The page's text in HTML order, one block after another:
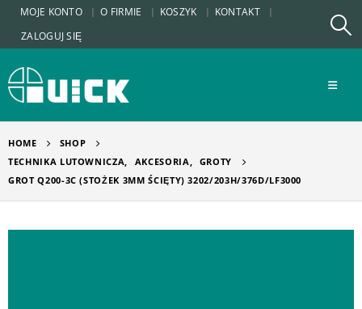
MOJE KONTO O FIRMIE KOSZYK
KONTAKT
ZALOGUJ SIĘ
HOME
SHOP
TECHNIKA LUTOWNICZA, AKCESORIA, GROTY
GROT Q200-3C (STOŻEK 3MM ŚCIĘTY) 3202/203H/376D/LF3000